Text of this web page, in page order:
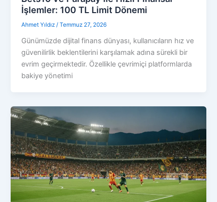
İşlemler: 100 TL Limit Dönemi
Ahmet Yıldız/Temmuz 27, 2026
Günümüzde dijital finans dünyası, kullanıcıların hız ve
güvenilirlik beklentilerini karşılamak adına sürekli bir
evrim geçirmektedir. Özellikle çevrimiçi platformlarda
bakiye yönetimi